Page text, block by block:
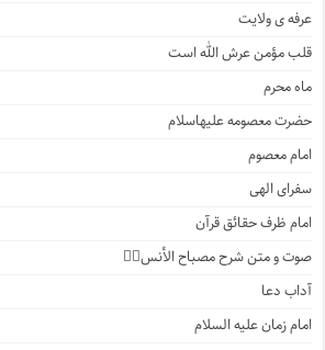
عرفه ی ولایت
قلب مؤمن عرش الله است
ماه محرم
حضرت معصومه علیهاسلام
امام معصوم
سفرای الهی
امام ظرف حقائق قرآن
صوت و متن شرح مصباح الأنس۲️⃣
آداب دعا
امام زمان علیه السلام